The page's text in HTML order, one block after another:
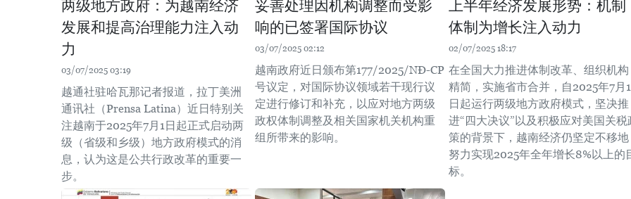
两级地方政府：为越南经济
发展和提高治理能力注入动
力
03/07/2025 03:19
越通社驻哈瓦那记者报道，拉丁美洲
通讯社（Prensa Latina）近日特别关
注越南于2025年7月1日起正式启动两
级（省级和乡级）地方政府模式的消
息，认为这是公共行政改革的重要一
步。
妥善处理因机构调整而受影
响的已签署国际协议
03/07/2025 02:12
越南政府近日颁布第177/2025/NĐ-CP
号议定，对国际协议领域若干现行议
定进行修订和补充，以应对地方两级
政权体制调整及相关国家机关机构重
组所带来的影响。
上半年经济发展形势：机制
体制为增长注入动力
02/07/2025 18:17
在全国大力推进体制改革、组织机构
精简，实施省市合并，自2025年7月1
日起运行两级地方政府模式，坚决推
进“四大决议”以及积极应对美国关税
策的背景下，越南经济仍坚定不移地
努力实现2025年全年增长8%以上的
标。